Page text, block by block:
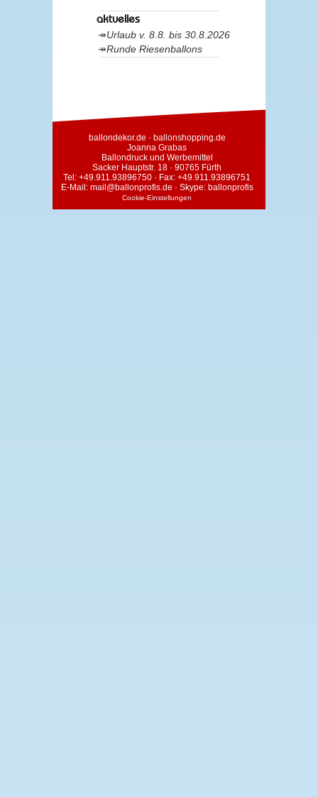
aktuelles
Urlaub v. 8.8. bis 30.8.2026
Runde Riesenballons
ballondekor.de · ballonshopping.de
Joanna Grabas
Ballondruck und Werbemittel
Sacker Hauptstr. 18 · 90765 Fürth
Tel: +49.911.93896750 · Fax: +49.911.93896751
E-Mail: mail@ballonprofis.de · Skype: ballonprofis
Cookie-Einstellungen